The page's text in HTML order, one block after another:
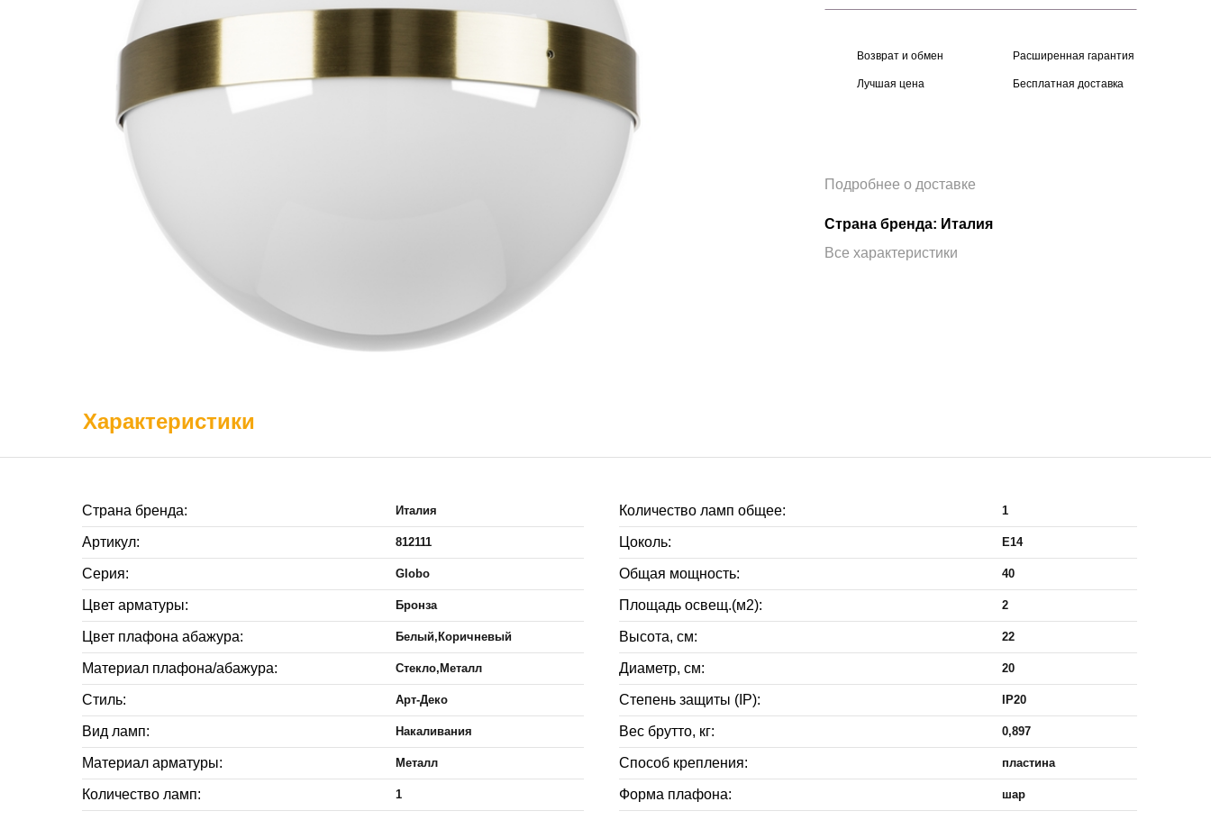
Возврат и обмен Расширенная гарантия
Лучшая цена Бесплатная доставка
Подробнее о доставке
Страна бренда: Италия
Все характеристики
Характеристики
Страна бренда: Италия
Артикул: 812111
Серия: Globo
Цвет арматуры: Бронза
Цвет плафона абажура: Белый,Коричневый
Материал плафона/абажура: Стекло,Металл
Стиль: Арт-Деко
Вид ламп: Накаливания
Материал арматуры: Металл
Количество ламп: 1
Количество ламп общее: 1
Цоколь: E14
Общая мощность: 40
Площадь освещ.(м2): 2
Высота, см: 22
Диаметр, см: 20
Степень защиты (IP): IP20
Вес брутто, кг: 0,897
Способ крепления: пластина
Форма плафона: шар